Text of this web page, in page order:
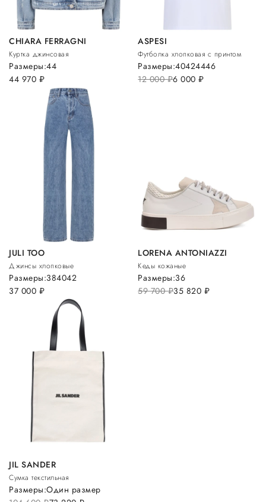
CHIARA FERRAGNI
Куртка джинсовая
44 970 руб.
Размеры:44
ASPESI
Футболка хлопковая с принтом
12 000руб.6 000руб.
Размеры:40424446
JULI TOO
Джинсы хлопковые
37 000 руб.
Размеры:384042
LORENA ANTONIAZZI
Кеды кожаные
59 700руб.35 820 руб.
Размеры:36
JIL SANDER
Сумка текстильная
Размеры:Один размер